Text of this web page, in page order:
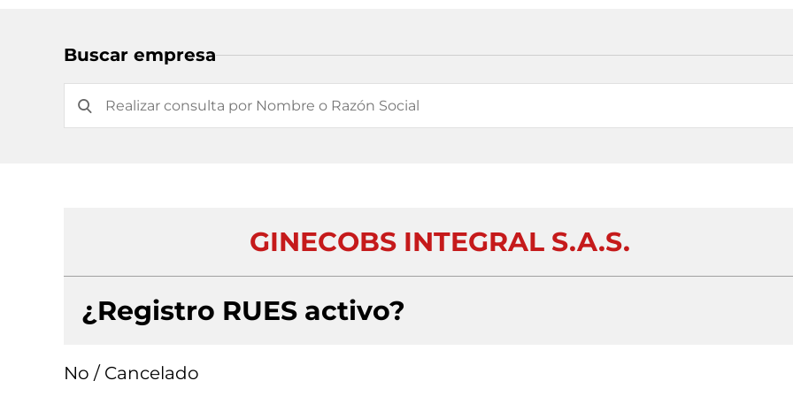
Buscar empresa
GINECOBS INTEGRAL S.A.S.
¿Registro RUES activo?
No / Cancelado